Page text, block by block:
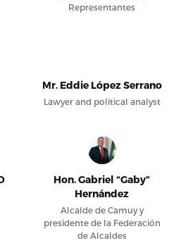
Representantes
Mr. Eddie López Serrano
Lawyer and political analyst
Hon. Gabriel “Gaby”
Hernández
Alcalde de Camuy y
presidente de la Federación
de Alcaldes